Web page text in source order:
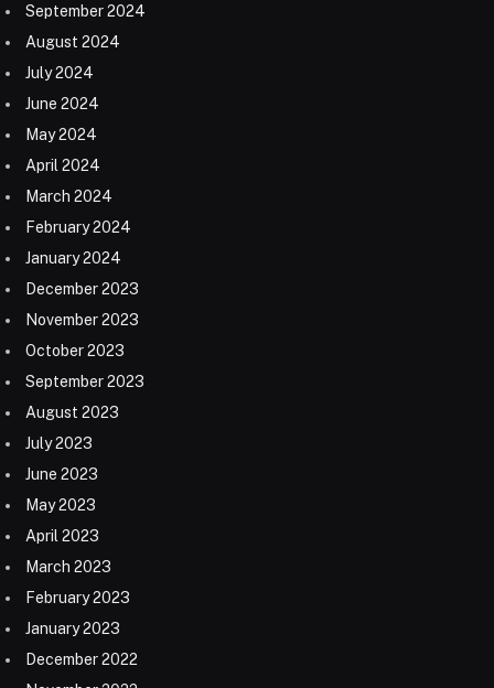
September 2024
August 2024
July 2024
June 2024
May 2024
April 2024
March 2024
February 2024
January 2024
December 2023
November 2023
October 2023
September 2023
August 2023
July 2023
June 2023
May 2023
April 2023
March 2023
February 2023
January 2023
December 2022